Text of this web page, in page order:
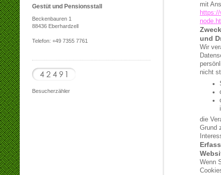
mit
und
Wir
nicht
die
Grund
Wenn
Gestüt und Pensionsstall
Beckenbauren 1
88436 Eberhardzell
Telefon: +49 7355 7761
Besucherzähler